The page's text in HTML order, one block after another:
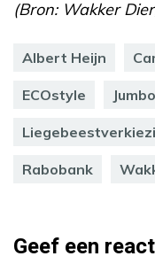
(Bron: Wakker
Albert Heijn
ECOstyle Jumbo
Rabobank
Geef een